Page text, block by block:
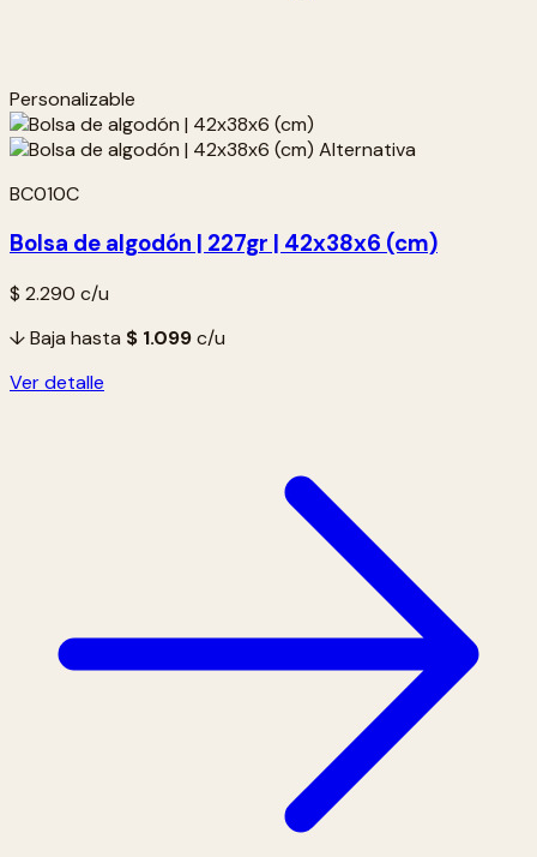
Personalizable
BC010C
Bolsa de algodón | 227gr | 42x38x6 (cm)
$ 2.290 c/u
↓ Baja hasta $ 1.099c/u
Ver detalle